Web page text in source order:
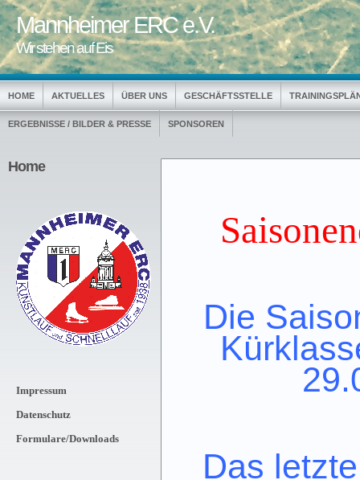
Mannheimer ERC e.V.
Wir stehen auf Eis
HOME AKTUELLES ÜBER UNS GESCHÄFTSSTELLE
ERGEBNISSE / BILDER & PRESSE SPONSOREN
Home
Impressum
Datenschutz
Formulare/Downloads
Die
Das